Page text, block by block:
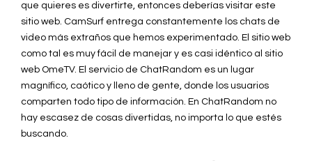
que quieres es divertirte, entonces deberías visitar este
sitio web. CamSurf entrega constantemente los chats de
video más extraños que hemos experimentado. El sitio web
como tal es muy fácil de manejar y es casi idéntico al sitio
web OmeTV. El servicio de ChatRandom es un lugar
magnífico, caótico y lleno de gente, donde los usuarios
comparten todo tipo de información. En ChatRandom no
hay escasez de cosas divertidas, no importa lo que estés
buscando.